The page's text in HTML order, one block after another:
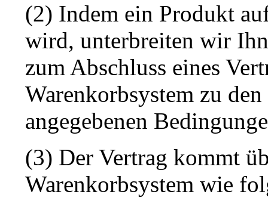
(2) Indem ein Produkt
wird, unterbreiten wir
zum Abschluss eines
Warenkorbsystem zu
angegebenen
(3) Der Vertrag kommt
Warenkorbsystem wie